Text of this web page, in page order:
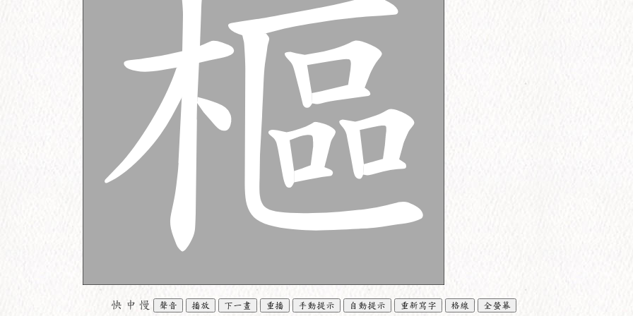
快 中 慢 聲音 播放 下一畫 重播 手動提示 自動提示 重新寫字 格線 全螢幕